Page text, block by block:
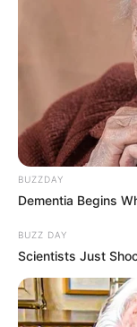
BUZZDAY
Dementia Begins
BUZZ DAY
Scientists Just